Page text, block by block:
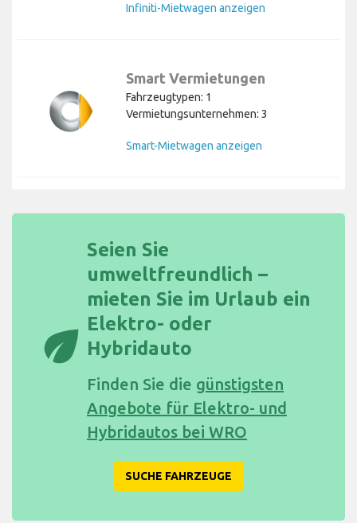
Infiniti-Mietwagen anzeigen
Smart Vermietungen
Fahrzeugtypen: 1
Vermietungsunternehmen: 3
Smart-Mietwagen anzeigen
eco
Seien Sie
umweltfreundlich –
mieten Sie im Urlaub ein
Elektro- oder
Hybridauto
Finden Sie die günstigsten
Angebote für Elektro- und
Hybridautos bei WRO
SUCHE FAHRZEUGE